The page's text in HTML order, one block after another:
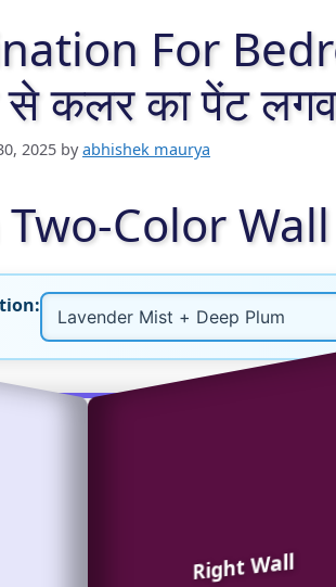
For
कलर का पेंट
2025 byabhishek maurya
Color
Right Wall